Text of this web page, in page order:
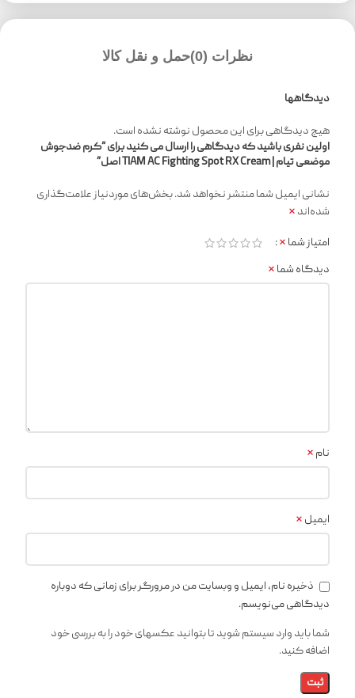
نظرات (0) حمل و نقل کالا
دیدگاهها
هیچ دیدگاهی برای این محصول نوشته نشده است.
اولین نفری باشید که دیدگاهی را ارسال می کنید برای “کرم ضدجوش
موضعی تیام | TIAM AC Fighting Spot RX Cream اصل”
نشانی ایمیل شما منتشر نخواهد شد.بخش‌های موردنیاز علامت‌گذاری
شده‌اند *
امتیاز شما *
دیدگاه شما *
نام *
ایمیل *
ذخیره نام، ایمیل و وبسایت من در مرورگر برای زمانی که دوباره
دیدگاهی می‌نویسم.
شما باید وارد سیستم شوید تا بتوانید عکسهای خود را به بررسی خود
اضافه کنید.